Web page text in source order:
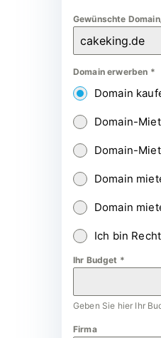
Gewünschte
Domain erwerben *
Domain
Domain-
Domain-
Domain
Domain
Ich bin
Ihr Budget *
Geben Sie hier Ihr
Firma